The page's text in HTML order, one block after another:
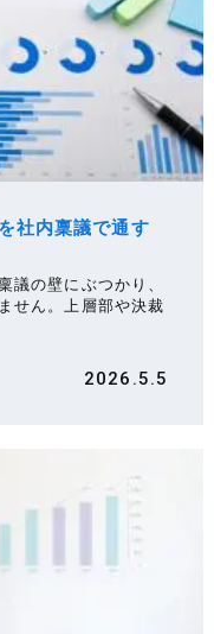
社内稟議で通す
議の壁にぶつかり、
せん。上層部や決裁
2026.5.5